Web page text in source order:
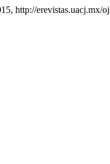
http://